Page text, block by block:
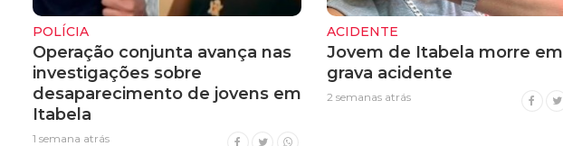
POLÍCIA
Operação conjunta avança nas
investigações sobre
desaparecimento de jovens em
Itabela
1 semana atrás
ACIDENTE
Jovem de Itabela morre em
grava acidente
2 semanas atrás